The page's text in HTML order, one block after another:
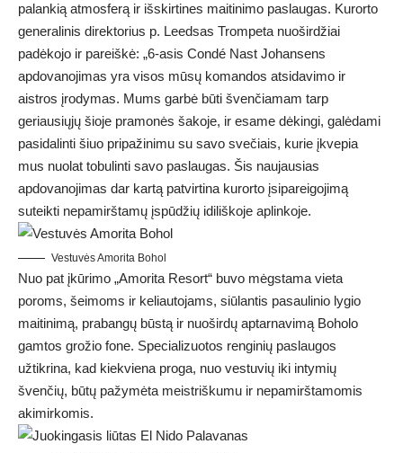
palankią atmosferą ir išskirtines maitinimo paslaugas. Kurorto
generalinis direktorius p. Leedsas Trompeta nuoširdžiai
padėkojo ir pareiškė: „6-asis Condé Nast Johansens
apdovanojimas yra visos mūsų komandos atsidavimo ir
aistros įrodymas. Mums garbė būti švenčiamam tarp
geriausiųjų šioje pramonės šakoje, ir esame dėkingi, galėdami
pasidalinti šiuo pripažinimu su savo svečiais, kurie įkvepia
mus nuolat tobulinti savo paslaugas. Šis naujausias
apdovanojimas dar kartą patvirtina kurorto įsipareigojimą
suteikti nepamirštamų įspūdžių idiliškoje aplinkoje.
Vestuvės Amorita Bohol
Nuo pat įkūrimo „Amorita Resort“ buvo mėgstama vieta
poroms, šeimoms ir keliautojams, siūlantis pasaulinio lygio
maitinimą, prabangų būstą ir nuoširdų aptarnavimą Boholo
gamtos grožio fone. Specializuotos renginių paslaugos
užtikrina, kad kiekviena proga, nuo vestuvių iki intymių
švenčių, būtų pažymėta meistriškumu ir nepamirštamomis
akimirkomis.